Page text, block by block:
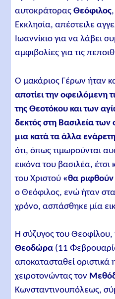
αυτοκράτοραςΘεόφιλος
Εκκλησία, απέστειλε
Ιωαννίκιο για να λάβει
αμφιβολίες για τις
Ο μακάριος Γέρων ήταν
αποτίει την οφειλόμενη
της Θεοτόκου και των
δεκτός στη Βασιλεία
μια κατά τα άλλα
ότι, όπως τιμωρούνται
εικόνα του βασιλέα, έτσι
του Χριστού «θα ριφθούν
ο Θεόφιλος, ενώ ήταν
χρόνο, ασπάσθηκε μία
Η σύζυγος του
Θεοδώρα (11
αποκατασταθεί οριστικά
χειροτονώντας τον
Κωνσταντινουπόλεως,